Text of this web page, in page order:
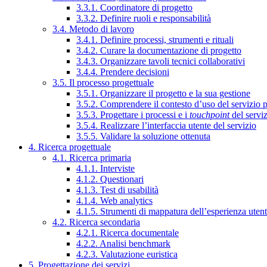
3.3.1. Coordinatore di progetto
3.3.2. Definire ruoli e responsabilità
3.4. Metodo di lavoro
3.4.1. Definire processi, strumenti e rituali
3.4.2. Curare la documentazione di progetto
3.4.3. Organizzare tavoli tecnici collaborativi
3.4.4. Prendere decisioni
3.5. Il processo progettuale
3.5.1. Organizzare il progetto e la sua gestione
3.5.2. Comprendere il contesto d’uso del servizio
3.5.3. Progettare i processi e i touchpointdel
3.5.4. Realizzare l’interfaccia utente del servizio
3.5.5. Validare la soluzione ottenuta
4. Ricerca progettuale
4.1. Ricerca primaria
4.1.1. Interviste
4.1.2. Questionari
4.1.3. Test di usabilità
4.1.4. Web analytics
4.1.5. Strumenti di mappatura dell’esperienza
4.2. Ricerca secondaria
4.2.1. Ricerca documentale
4.2.2. Analisi benchmark
4.2.3. Valutazione euristica
5. Progettazione dei servizi